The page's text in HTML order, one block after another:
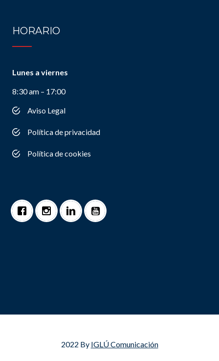
HORARIO
Lunes a viernes
8:30 am – 17:00
Aviso Legal
Política de privacidad
Política de cookies
2022 By IGLÚ Comunicación